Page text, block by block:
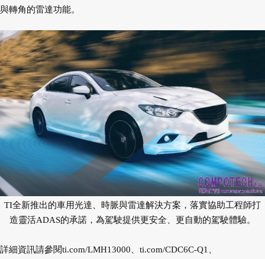
與轉角的雷達功能。
TI全新推出的車用光達、時脈與雷達解決方案，落實協助工程師打
造靈活ADAS的承諾，為駕駛提供更安全、更自動的駕駛體驗。
詳細資訊請參閱ti.com/LMH13000、ti.com/CDC6C-Q1、